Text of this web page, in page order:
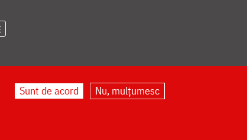
Sunt de acord Nu, mulțumesc